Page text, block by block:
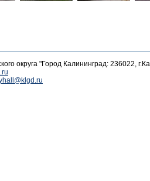
округа "Город Калининград: 236022,